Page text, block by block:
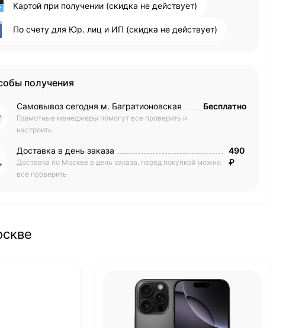
Картой при получении (скидка не действует)
По счету для Юр. лиц и ИП (скидка не действует)
получения
Самовывоз сегодня м. Багратионовская
Грамотные менеджеры помогут все проверить и
настроить
Бесплатно
Доставка в день заказа
Доставка по Москве в день заказа, перед покупкой можно
все проверить
490
₽